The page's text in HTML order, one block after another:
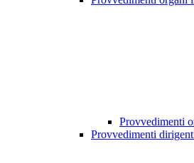
Provvedimenti
Provvedimenti